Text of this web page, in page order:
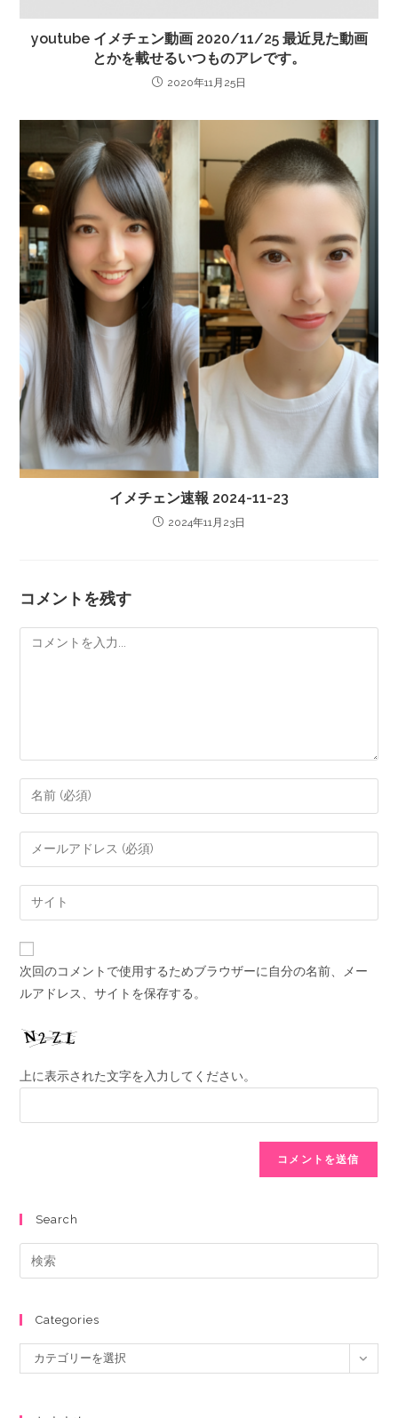
youtube イメチェン動画 2020/11/25 最近見た動画
とかを載せるいつものアレです。
2020年11月25日
イメチェン速報 2024-11-23
2024年11月23日
コメントを残す
次回のコメントで使用するためブラウザーに自分の名前、メー
ルアドレス、サイトを保存する。
上に表示された文字を入力してください。
Search
Categories
カテゴリーを選択